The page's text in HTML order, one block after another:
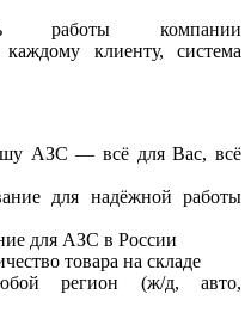
работы компании
клиенту, система
АЗС — всё для Вас, всё
для надёжной работы
для АЗС в России
товара на складе
регион (ж/д, авто,